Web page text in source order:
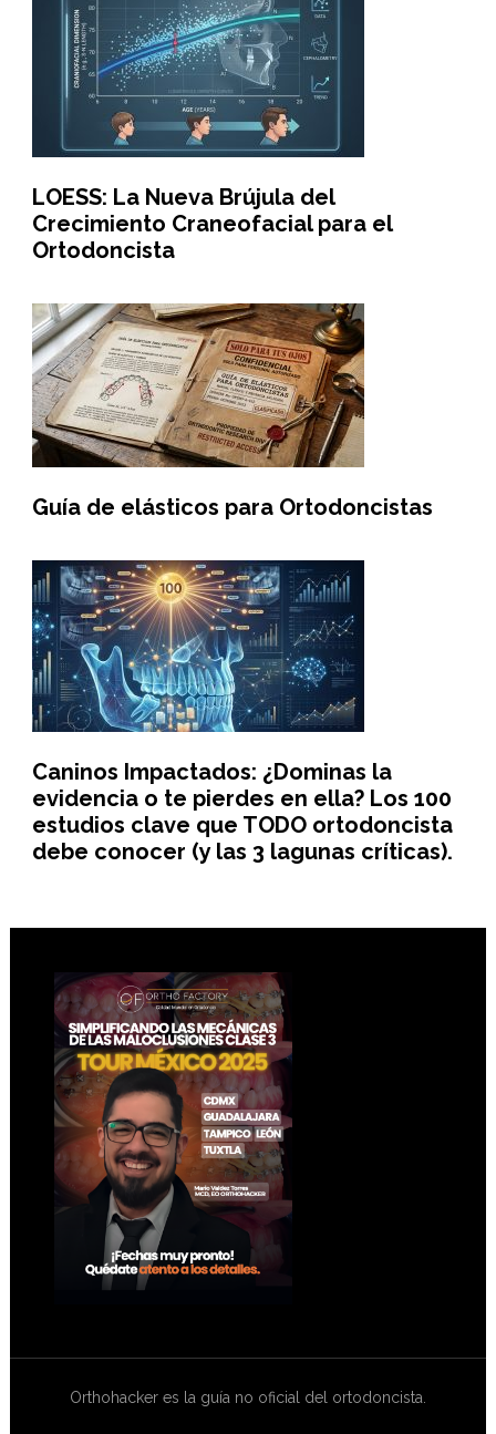
LOESS: La Nueva Brújula del
Crecimiento Craneofacial para el
Ortodoncista
Guía de elásticos para Ortodoncistas
Caninos Impactados: ¿Dominas la
evidencia o te pierdes en ella? Los 100
estudios clave que TODO ortodoncista
debe conocer (y las 3 lagunas críticas).
Footer
Orthohacker es la guía no oficial del ortodoncista.